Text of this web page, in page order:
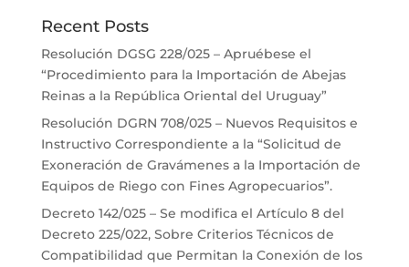
Recent Posts
Resolución DGSG 228/025 – Apruébese el
“Procedimiento para la Importación de Abejas
Reinas a la República Oriental del Uruguay”
Resolución DGRN 708/025 – Nuevos Requisitos e
Instructivo Correspondiente a la “Solicitud de
Exoneración de Gravámenes a la Importación de
Equipos de Riego con Fines Agropecuarios”.
Decreto 142/025 – Se modifica el Artículo 8 del
Decreto 225/022, Sobre Criterios Técnicos de
Compatibilidad que Permitan la Conexión de los